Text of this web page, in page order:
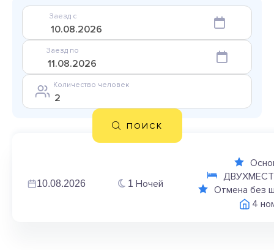
Заезд с
Заезд по
Количество человек
ПОИСК
10.08.2026 1 Ночей
Отмена без
4